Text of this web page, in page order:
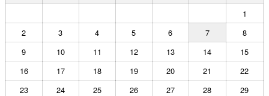
1
2
3 4 5 6 7
8
9
10 11 12 13 14
15
16
17 18 19 20 21
22
23
24 25 26 27 28
29